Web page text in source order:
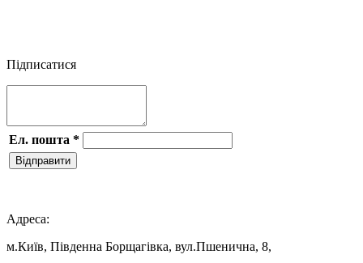
Підписатися
Ел. пошта *
Відправити
Адреса:
м.Київ, Південна Борщагівка, вул.Пшенична, 8,